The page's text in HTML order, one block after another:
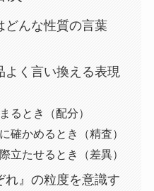
どんな性質の言葉
よく言い換える表現
るとき（配分）
確かめるとき（精査）
立たせるとき（差異）
れ』の粒度を意識す